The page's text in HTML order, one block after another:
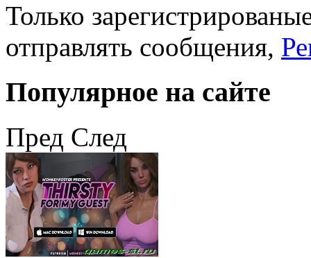
Только
отправлять сообщения,
Популярное на сайте
Пред След